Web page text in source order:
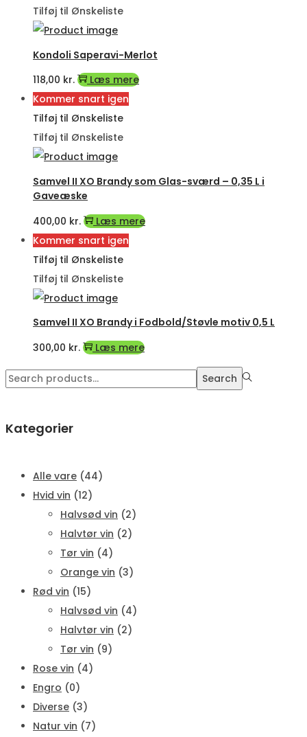
Tilføj til Ønskeliste
Kondoli Saperavi-Merlot
118,00 kr.
Læs mere
Kommer snart igen
Tilføj til Ønskeliste
Tilføj til Ønskeliste
Samvel II XO Brandy som Glas-sværd – 0,35 L i
Gaveæske
400,00 kr.
Læs mere
Kommer snart igen
Tilføj til Ønskeliste
Tilføj til Ønskeliste
Samvel II XO Brandy i Fodbold/Støvle motiv 0,5 L
300,00 kr. Læs mere
Search
Search
Kategorier
Alle vare (44)
Hvid vin (12)
Halvsød vin (2)
Halvtør vin (2)
Tør vin (4)
Orange vin (3)
Rød vin (15)
Halvsød vin (4)
Halvtør vin (2)
Tør vin (9)
Rose vin (4)
Engro (0)
Diverse (3)
Natur vin (7)